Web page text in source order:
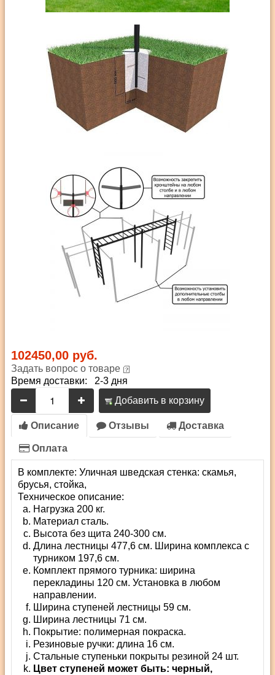
102450,00 руб.
Задать вопрос о товаре
Время доставки: 2-3 дня
Добавить в корзину
Описание Отзывы Доставка
Оплата
В комплекте: Уличная шведская стенка: скамья,
брусья, стойка,
Техническое описание:
Нагрузка 200 кг.
Материал сталь.
Высота без щита 240-300 см.
Длина лестницы 477,6 см. Ширина комплекса с
турником 197,6 см.
Комплект прямого турника: ширина
перекладины 120 см. Установка в любом
направлении.
Ширина ступеней лестницы 59 см.
Ширина лестницы 71 см.
Покрытие: полимерная покраска.
Резиновые ручки: длина 16 см.
Стальные ступеньки покрыты резиной 24 шт.
Цвет ступеней может быть: черный,